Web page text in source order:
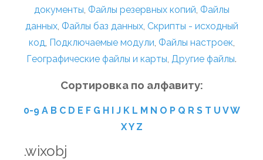
документы, Файлы резервных копий, Файлы
данных, Файлы баз данных, Скрипты - исходный
код, Подключаемые модули, Файлы настроек,
Географические файлы и карты, Другие файлы.
Сортировка по алфавиту:
0-9 A B C D E F G H I J K L M N O P Q R S T U VW
XY Z
.wixobj